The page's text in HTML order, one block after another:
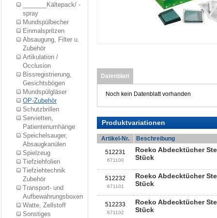
_______Kältepack/ -
spray
Mundspülbecher
Einmalspritzen
Absaugung, Filter u.
Zubehör
Artikulation /
Occlusion
Bissregistrierung,
Gesichtsbögen
Mundspülgläser
OP-Zubehör
Schutzbrillen
Servietten,
Patientenumhänge
Speichelsauger,
Absaugkanülen
Spielzeug
Tiefziehfolien
Tiefziehtechnik
Zubehör
Transport- und
Aufbewahrungsboxen
Watte, Zellstoff
Sonstiges
Datenblatt
Noch kein Datenblatt vorhanden
Produktvariationen
Artikel-Nr.
Beschreibung
512231
671100
Roeko Abdecktücher
Stück
512232
671101
Roeko Abdecktücher
Stück
512233
671102
Roeko Abdecktücher
Stück